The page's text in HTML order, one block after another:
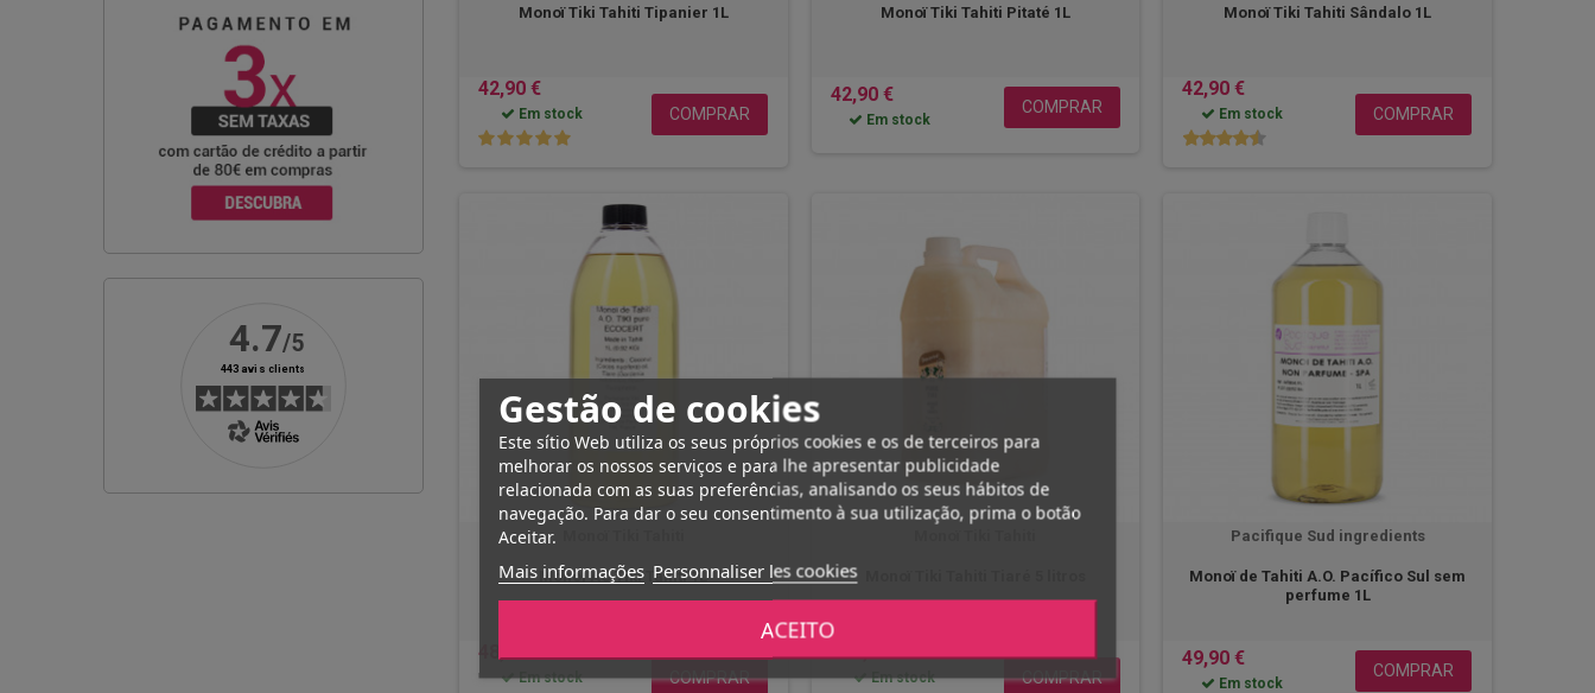
Gestão de cookies
Este sítio Web utiliza os seus próprios cookies e os de terceiros para
melhorar os nossos serviços e para lhe apresentar publicidade
relacionada com as suas preferências, analisando os seus hábitos de
navegação. Para dar o seu consentimento à sua utilização, prima o botão
Aceitar.
Mais informações Personnaliser les cookies
ACEITO
Monoï Tiki Tahiti Tipanier 1L
42,90 €
Em stock COMPRAR
Monoï Tiki Tahiti Pitaté 1L
42,90 €
Em stock
COMPRAR
Monoï Tiki Tahiti Sândalo 1L
42,90 €
Em stock COMPRAR
Monoi AO Tiki Tahiti 1L
48,00 €
Em stock COMPRAR
165,00 €
Em stock COMPRAR
Pacifique Sud ingredients
Monoï de Tahiti A.O. Pacífico Sul sem
perfume 1L
49,90 €
Em stock
COMPRAR